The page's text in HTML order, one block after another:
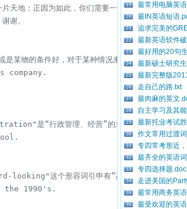
地；正因为如此，你们需要一位积极、肯负责
谢。
某物的条件好，对于某种情况来说，是最完美、最
是“行政管理、经营”的意思，例如：
这个形容词引申有“高瞻远瞩的、考虑未来
the 1990's.
19 最常用电脑英
20 最IN英语短语
21 追求完美的
22 最新英语软件
23 最好用的20句
24 最新硕士研究
25 最新完整版
26 走自己的路.txt
27 最肉麻的英文
28 自主学习及其
29 最新托业考试
30 作文常用过渡
31 专四常考形近
32 最齐全的英语
33 专四选择题.doc
34 走进美国的
35 最常用商务英
36 最受欢迎的英